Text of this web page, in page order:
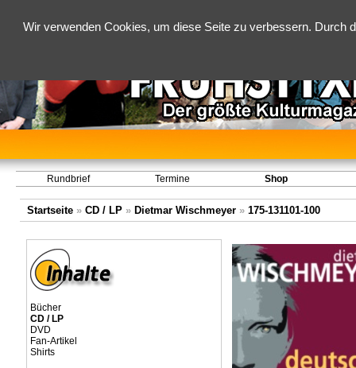
Wir verwenden Cookies, um diese Seite zu verbessern.
Rundbrief Termine Shop
Startseite» CD / LP» Dietmar Wischmeyer» 175-131101-100
Bücher
CD / LP
DVD
Fan-Artikel
Shirts